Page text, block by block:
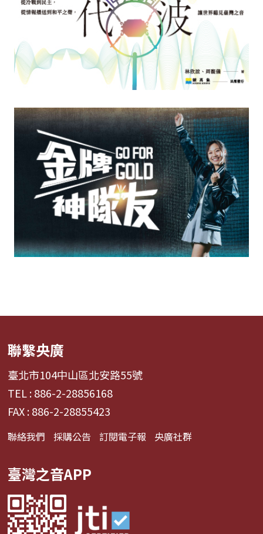
聯繫央廣
臺北市104中山區北安路55號
TEL : 886-2-28856168
FAX : 886-2-28855423
聯絡我們 採購公告 訂閱電子報 央廣社群
臺灣之音APP